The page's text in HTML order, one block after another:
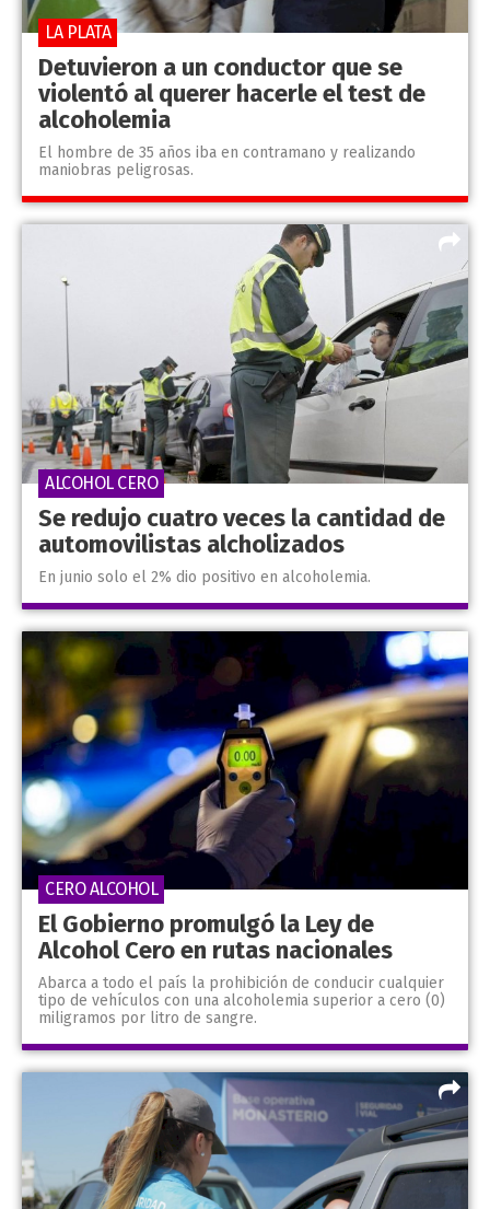
Detuvieron a un conductor que se
violentó al querer hacerle el test de
alcoholemia
El hombre de 35 años iba en contramano y realizando
maniobras peligrosas.
LA PLATA
Se redujo cuatro veces la cantidad de
automovilistas alcholizados
En junio solo el 2% dio positivo en alcoholemia.
ALCOHOL CERO
El Gobierno promulgó la Ley de
Alcohol Cero en rutas nacionales
Abarca a todo el país la prohibición de conducir cualquier
tipo de vehículos con una alcoholemia superior a cero (0)
miligramos por litro de sangre.
CERO ALCOHOL